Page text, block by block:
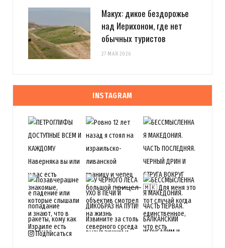
Макух: дикое бездорожье
над Иерихоном, где нет
обычных туристов
27 МАЯ 2026
INSTAGRAM
Подписаться